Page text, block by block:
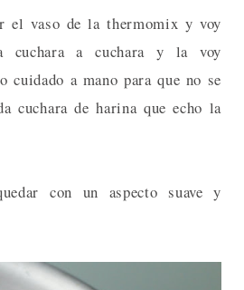
el vaso de la thermomix y voy
cuchara a cuchara y la voy
cuidado a mano para que no se
cuchara de harina que echo la
con un aspecto suave y